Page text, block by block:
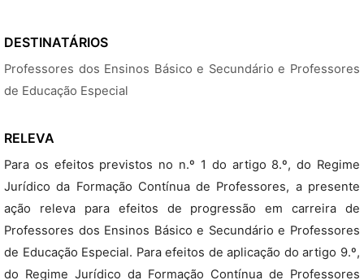
DESTINATÁRIOS
Professores dos Ensinos Básico e Secundário e Professores
de Educação Especial
RELEVA
Para os efeitos previstos no n.º 1 do artigo 8.º, do Regime
Jurídico da Formação Contínua de Professores, a presente
ação releva para efeitos de progressão em carreira de
Professores dos Ensinos Básico e Secundário e Professores
de Educação Especial. Para efeitos de aplicação do artigo 9.º,
do Regime Jurídico da Formação Contínua de Professores